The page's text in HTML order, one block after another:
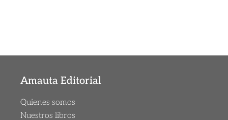
Amauta Editorial
Quienes somos
Nuestros libros